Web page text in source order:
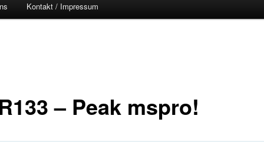
Kontakt / Impressum
– Peak mspro!